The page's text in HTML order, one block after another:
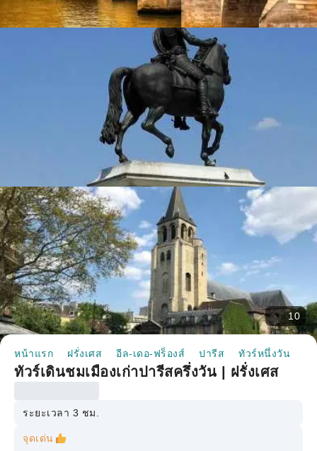
10
หน้าแรก ฝรั่งเศส อีล-เดอ-ฟร็องส์ ปารีส ทัวร์หนึ่งวัน
ทัวร์เดินชมเมืองเก่าปารีสครึ่งวัน | ฝรั่งเศส
ระยะเวลา 3 ชม.
จุดเด่น